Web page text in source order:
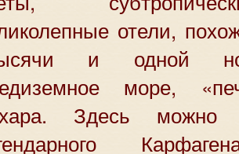
отели,
и одной
море,
Здесь можно